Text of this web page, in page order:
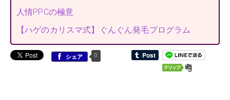
人情PPCの極意
【ハゲのカリスマ式】ぐんぐん発毛プログラム
シェア 0